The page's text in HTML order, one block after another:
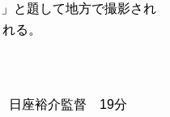
と題して地方で撮影され
る。
) 日座裕介監督 19分